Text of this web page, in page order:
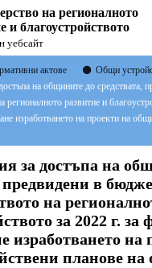
на регионалното
и благоустройството
уебсайт
актове
Общи
на общините до средствата,
регионалното развитие и
изработването на проекти на
за достъпа на
предвидени в
на
за 2022 г. за
изработването на
планове